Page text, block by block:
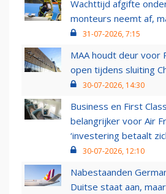
Wachttijd afgifte
monteurs neemt af,
31-07-2026, 7:15
MAA houdt deur voor
open tijdens sluiting
30-07-2026, 14:30
Business en First
belangrijker voor Air
‘investering betaalt
30-07-2026, 12:10
Nabestaanden
Duitse staat aan,